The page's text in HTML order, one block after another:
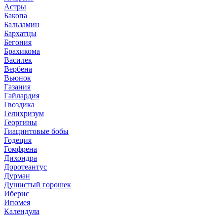
Астры
Бакопа
Бальзамин
Бархатцы
Бегония
Брахикома
Василек
Вербена
Вьюнок
Газания
Гайлардия
Гвоздика
Гелихризум
Георгины
Гиацинтовые бобы
Годеция
Гомфрена
Дихондра
Доротеантус
Дурман
Душистый горошек
Иберис
Ипомея
Календула